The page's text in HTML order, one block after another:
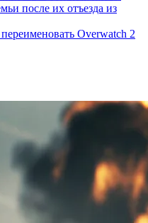
после их отъезда из
Overwatch 2